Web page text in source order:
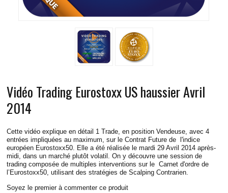
VIDÉOS TRADING ARGENT
VIDÉOS TRADING S&P
VIDÉOS TRADING EUROSTOXX
VIDÉOS TRADING SPREAD DAX-STOXX
VIDÉOS TRADING EUR/USD
Vidéo Trading Eurostoxx US haussier Avril
2014
Cette vidéo explique en détail 1 Trade, en position Vendeuse, avec 4
entrées impliquées au maximum, sur le Contrat Future de l'indice
européen Eurostoxx50. Elle a été réalisée le mardi 29 Avril 2014 après-
midi, dans un marché plutôt volatil. On y découvre une session de
trading composée de multiples interventions sur le Carnet d'ordre de
l’Eurostoxx50, utilisant des stratégies de Scalping Contrarien.
Soyez le premier à commenter ce produit